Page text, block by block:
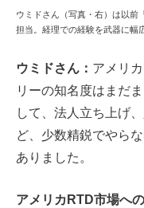
ウミドさん（写真・右）は以前
担当。経理での経験を武器に幅
ウミドさん： アメリ
リーの知名度はまだ
して、法人立ち上げ
ど、少数精鋭でやら
ありました。
アメリカRTD市場へ